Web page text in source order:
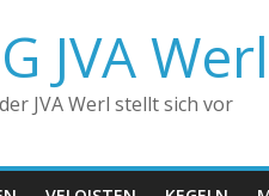
JVA Werl
JVA Werl stellt sich vor